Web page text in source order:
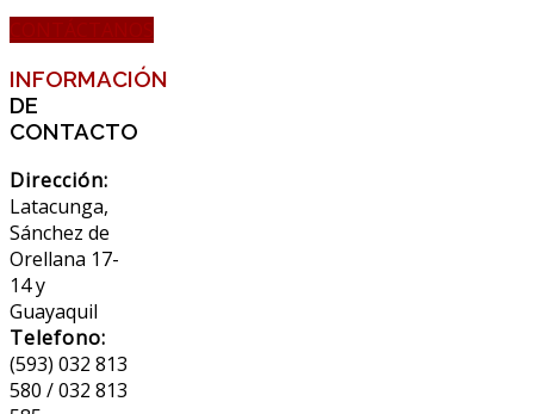
INFORMACIÓN
DE
CONTACTO
Dirección:
Latacunga,
Sánchez de
Orellana 17-
14 y
Guayaquil
Telefono:
(593) 032 813
580 / 032 813